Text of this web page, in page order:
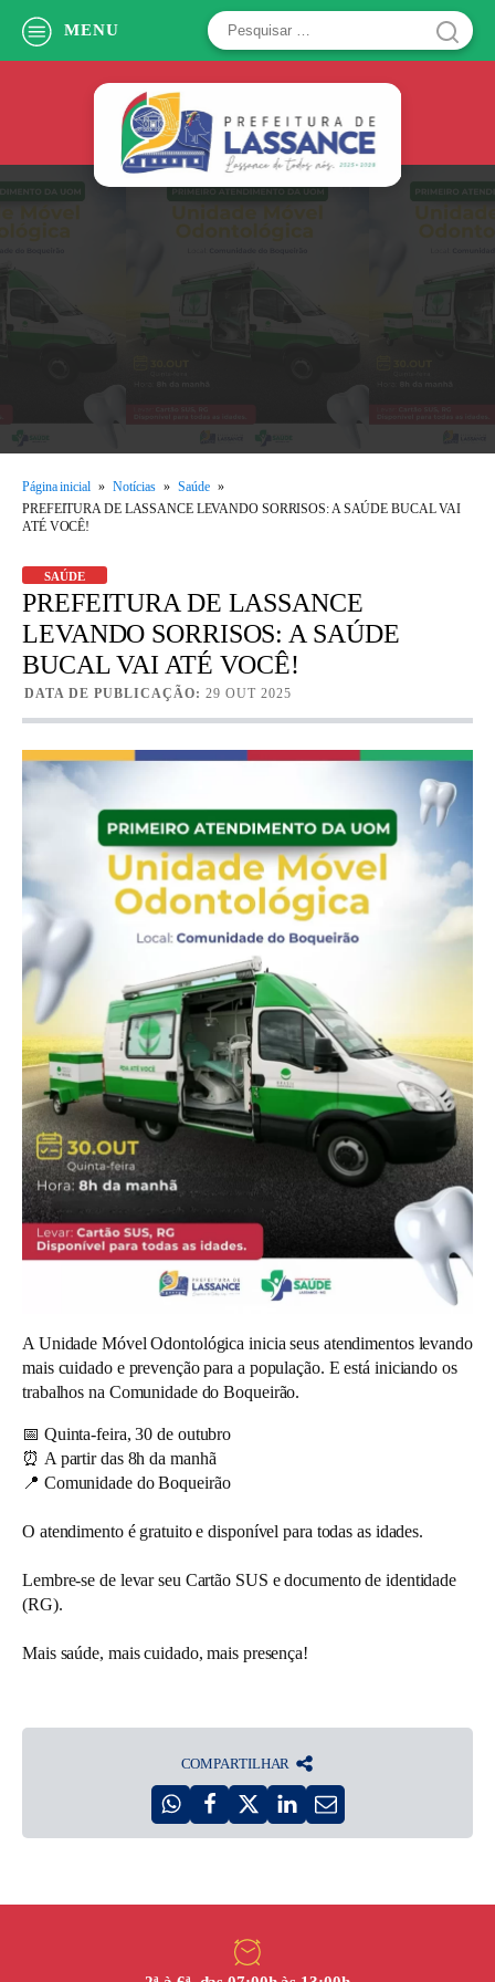
MENU
Pesquisar
Página inicial » Notícias » Saúde »
PREFEITURA DE LASSANCE LEVANDO SORRISOS: A SAÚDE BUCAL VAI
ATÉ VOCÊ!
SAÚDE
PREFEITURA DE LASSANCE
LEVANDO SORRISOS: A SAÚDE
BUCAL VAI ATÉ VOCÊ!
DATA DE PUBLICAÇÃO: 29 OUT 2025
A Unidade Móvel Odontológica inicia seus atendimentos levando
mais cuidado e prevenção para a população. E está iniciando os
trabalhos na Comunidade do Boqueirão.
📅 Quinta-feira, 30 de outubro
⏰ A partir das 8h da manhã
📍 Comunidade do Boqueirão
O atendimento é gratuito e disponível para todas as idades.
Lembre-se de levar seu Cartão SUS e documento de identidade
(RG).
Mais saúde, mais cuidado, mais presença!
COMPARTILHAR